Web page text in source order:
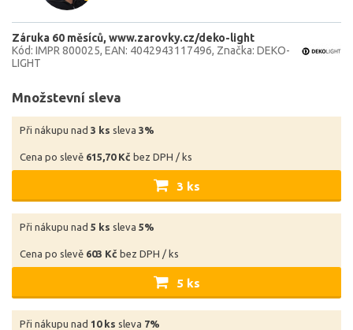
Záruka 60 měsíců www.zarovky.cz/deko-light
Kód: IMPR 800025 EAN: 4042943117496 Značka: DEKO-
LIGHT
Množstevní sleva
Při nákupu nad 3 ks sleva 3%
Cena po slevě 615,70 Kč bez DPH / ks
3 ks
Při nákupu nad 5 ks sleva 5%
Cena po slevě 603 Kč bez DPH / ks
5 ks
Při nákupu nad 10 ks sleva 7%